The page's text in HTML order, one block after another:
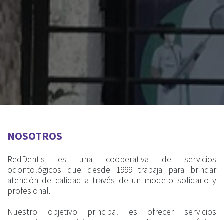
NOSOTROS
RedDentis es una cooperativa de servicios
odontológicos que desde 1999 trabaja para brindar
atención de calidad a través de un modelo solidario y
profesional.
Nuestro objetivo principal es ofrecer servicios